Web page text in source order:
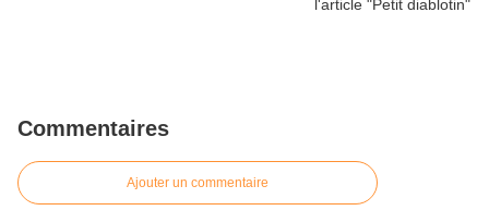
Commentaires
Ajouter un commentaire